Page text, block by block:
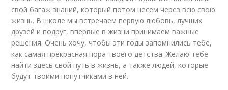
свой багаж знаний, который потом несем через всю свою
жизнь. В школе мы встречаем первую любовь, лучших
друзей и подруг, впервые в жизни принимаем важные
решения. Очень хочу, чтобы эти годы запомнились тебе,
как самая прекрасная пора твоего детства. Желаю тебе
найти здесь свой путь в жизнь, а также людей, которые
будут твоими попутчиками в ней.